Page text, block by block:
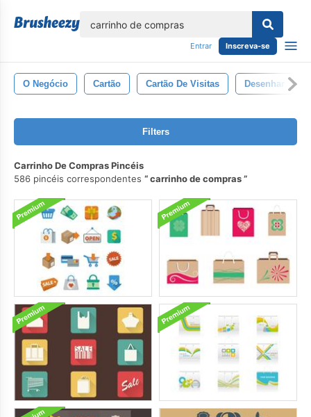
Entrar Inscreva-se
O Negócio Cartão Cartão De Visitas Desenhar
Filters
Carrinho De Compras Pincéis
586 pincéis correspondentes
carrinho de compras